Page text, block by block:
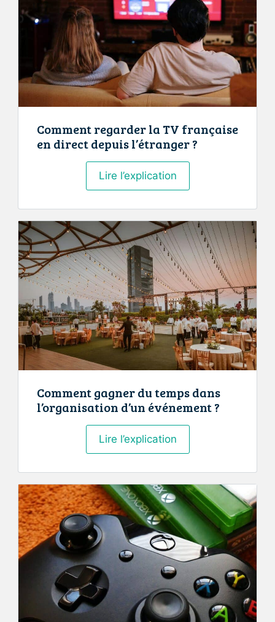
communication
?
Comment regarder la TV française
en direct depuis l’étranger ?
Lire l’explicationComment
regarder
la
TV
française
en
direct
depuis
l’étranger
?
Comment gagner du temps dans
l’organisation d’un événement ?
Lire l’explicationComment
gagner
temps
dans
l’organisation
d’un
événement
?